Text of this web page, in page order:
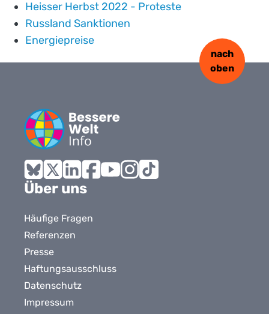
Heisser Herbst 2022 - Proteste
Russland Sanktionen
Energiepreise
Bluesky
X LinkedInFacebook
nach
oben
Über uns
Häufige Fragen
Referenzen
Presse
Haftungsausschluss
Datenschutz
Impressum